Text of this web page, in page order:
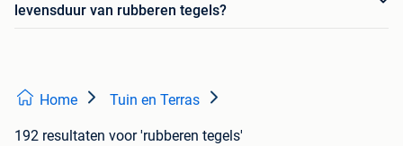
levensduur van rubberen tegels?
Home Tuin en Terras
192 resultaten voor 'rubberen tegels'